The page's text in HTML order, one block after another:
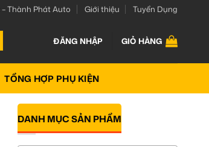
– Thành Phát Auto Giới thiệu Tuyển Dụng
ĐĂNG NHẬP GIỎ HÀNG
TỔNG HỢP PHỤ KIỆN
DANH MỤC SẢN PHẨM